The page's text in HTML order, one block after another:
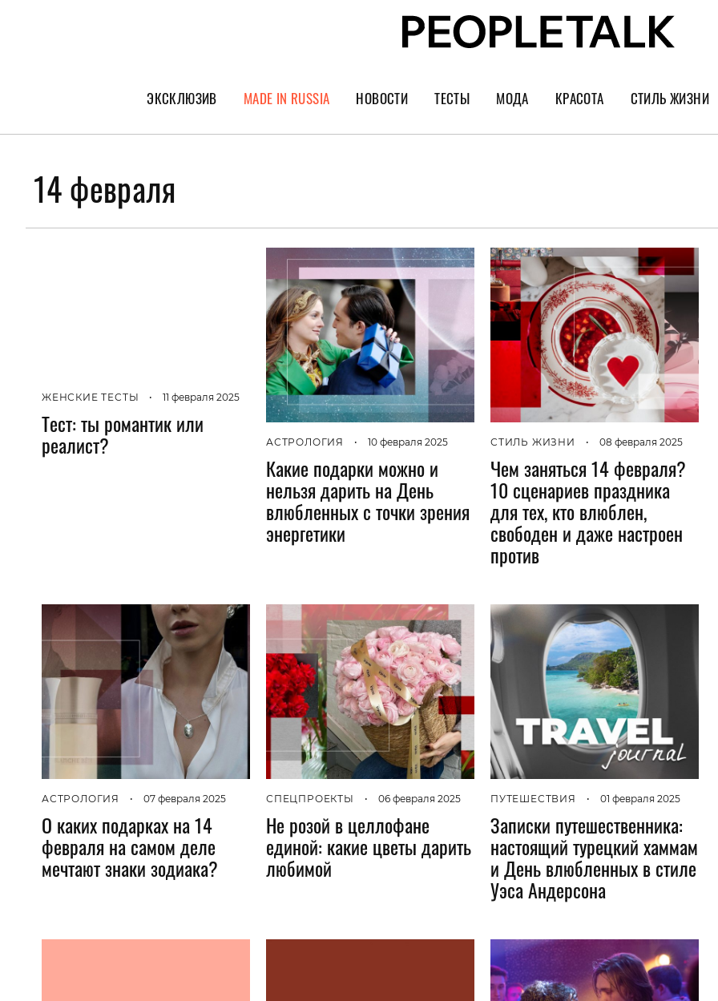
ЭКСКЛЮЗИВ
ГЕРОИ PEOPLETALK
ИНТЕРВЬЮ
ПОКОЛЕНИЕ
MADE IN RUSSIA НОВОСТИ ТЕСТЫ МОДА
Тренды
Украшения и часы
КРАСОТА
Уход за лицом
Парфюм
Спорт
Диеты
Пластика
СТИЛЬ ЖИЗНИ
Культура
Психология
Астрология
Музыка
Дизайн
Гаджеты и
Мнение
14 февраля
ЖЕНСКИЕ ТЕСТЫ • 11 февраля 2025
Тест: ты романтик или
реалист? АСТРОЛОГИЯ • 10 февраля 2025
Какие подарки можно и
нельзя дарить на День
влюбленных с точки зрения
энергетики
СТИЛЬ ЖИЗНИ • 08 февраля 2025
Чем заняться 14 февраля?
10 сценариев праздника
для тех, кто влюблен,
свободен и даже настроен
против
АСТРОЛОГИЯ • 07 февраля 2025
О каких подарках на 14
февраля на самом деле
мечтают знаки зодиака?
СПЕЦПРОЕКТЫ • 06 февраля 2025
Не розой в целлофане
единой: какие цветы дарить
любимой
ПУТЕШЕСТВИЯ • 01 февраля 2025
Записки путешественника:
настоящий турецкий хаммам
и День влюбленных в стиле
Уэса Андерсона